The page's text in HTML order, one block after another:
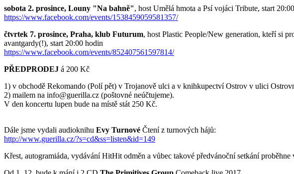
sobota 2. prosince, Louny "Na bahně", host Umělá hmota a Psí vojáci Tribute, start
https://www.facebook.com/events/1538459059581357/
čtvrtek 7. prosince, Praha, klub Futurum, host Plastic People/New generation, kteří si
avantgardy(!), start 20:00 hodin
https://www.facebook.com/events/852407561597814/
PŘEDPRODEJ á 200 Kč
1) v obchodě Rekomando (Polí pět) v Trojanově ulci a v knihkupectví Ostrov v ulici
2) mailem na info@guerilla.cz (poštovné neúčtujeme).
V den koncertu lupen bude na místě stát 250 Kč.
Dále jsme vydali audioknihu Evy Turnové Čtení z turnových hájů:
http://www.guerilla.cz/?s=cd&ss=listen&id=149
Křest, autogramiáda, vydávání HitHit odměn a vůbec takové předvánoční setkání